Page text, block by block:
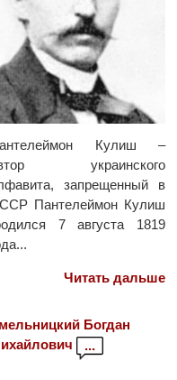
Кулиш –
украинского
запрещенный в
Пантелеймон Кулиш
7 августа 1819
Читать дальше
Богдан
...